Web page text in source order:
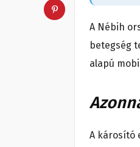
A Nébih
betegség
alapú
A károsító